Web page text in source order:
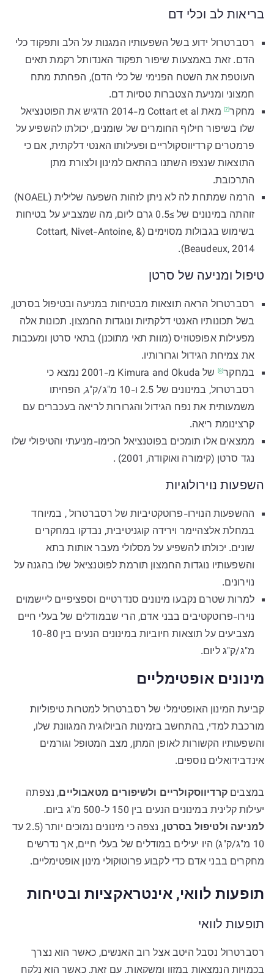
בריאות לב וכלי דם
רסברטרול ידוע בשל השפעותיו המגנות על הלב ותפקוד כלי
הדם. זאת באמצעות שיפור תפקוד האנדותל רקמת תאים
העוטפת את השטח הפנימי של כלי הדם), הפחתת מתח
חמצוני ומניעת הצטברות טסיות דם.
מחקר[7]
מאת Cottart et al מ-2014 הדגיש את הפוטנציאל
שלו בשיפור חילוף החומרים של שומנים, יכולתו להשפיע על
פרמטרים קרדיווסקולריים ופעילותו האנטי דלקתית, אם כי
התוצאות שנצפו השתנו בהתאם למינון ולצורת מתן
התרכובת.
הרמה שמתחת לה לא ניתן לזהות השפעה שלילית (NOAEL)
זוהתה במינונים של ≥0.5 גרם ליום, מה שמצביע על בטיחות
בשימוש בגבולות מסוימים (Cottart, Nivet-Antoine, &
Beaudeux, 2014).
טיפול ומניעה של סרטן
רסברטרול הראה תוצאות מבטיחות במניעה ובטיפול בסרטן,
בשל תכונותיו האנטי דלקתיות ונוגדות החמצון. תכונות אלה
מפעילות אפופטוזיס (מוות תאי מתוכנן) בתאי סרטן ומעכבות
את צמיחת הגידול וגרורותיו.
במחקר[8]
של Kimura and Okuda מ-2001 נמצא כי
רסברטרול, במינונים של 2.5 ו-10 מ"ג/ק"ג, הפחיתו
משמעותית את נפח הגידול והגרורות לריאה בעכברים עם
קרצינומת ריאה.
ממצאים אלו תומכים בפוטנציאל הכימו-מניעתי והטיפולי שלו
נגד סרטן (קימורה ואוקודה, 2001) .
השפעות נוירולוגיות
ההשפעות הנוירו-פרוטקטיביות של רסברטרול , במיוחד
במחלת אלצהיימר וירידה קוגניטיבית, נבדקו במחקרים
שונים. יכולתו להשפיע על מסלולי מעבר אותות בתא
והשפעותיו נוגדות החמצון תורמת לפוטנציאל שלו בהגנה על
נוירונים.
למרות שטרם נקבעו מינונים סנדרטיים וספציפיים ליישמוים
נוירו-פרוטקטיבים בבני אדם, הרי שבמודלים של בעלי חיים
מצביעים על תוצאות חיוביות במינונים הנעים בין 10-80
מ"ג/ק"ג ליום.
מינונים אופטימליים
קביעת המינון האופטימלי של רסברטרול למטרות טיפוליות
מורכבת למדי, בהתחשב בזמינות הביולוגית המגוונת שלו,
והשפעותיו הקשורות לאופן המתן, מצב המטופל וגורמים
אינדבידואלים נוספים.
במצבים קרדיווסקולריים ולשיפורים מטאבוליים, נצפתה
יעילות קלינית במינונים הנעים בין 150 ל-500 מ"ג ביום.
למניעה ולטיפול בסרטן
, נצפה כי מינונים נמוכים יותר (2.5 עד
10 מ"ג/ק"ג) היו יעילים במודלים של בעלי חיים, אך נדרשים
מחקרים בבני אדם כדי לקבוע פרוטוקולי מינון אופטימליים.
תופעות לוואי, אינטראקציות ובטיחות
תופעות לוואי
רסברטרול נסבל היטב אצל רוב האנשים, כאשר הוא נצרך